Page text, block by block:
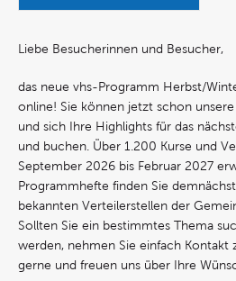
Liebe Besucherinnen und Besucher,
das neue vhs-Programm Herbst/
online! Sie können jetzt schon
und sich Ihre Highlights für das
und buchen. Über 1.200 Kurse und
September 2026 bis Februar 2027
Programmhefte finden Sie
bekannten Verteilerstellen der
Sollten Sie ein bestimmtes Thema
werden, nehmen Sie einfach Kontakt
gerne und freuen uns über Ihre